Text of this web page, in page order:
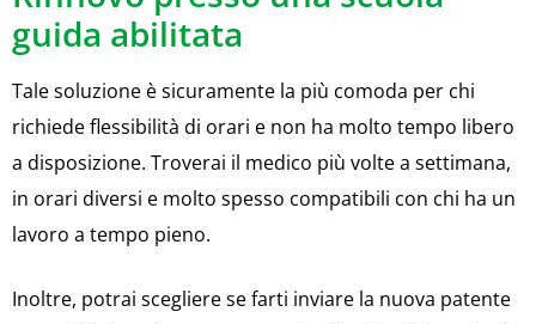
guida abilitata
Tale soluzione è sicuramente la più comoda per chi
richiede flessibilità di orari e non ha molto tempo libero
a disposizione. Troverai il medico più volte a settimana,
in orari diversi e molto spesso compatibili con chi ha un
lavoro a tempo pieno.
Inoltre, potrai scegliere se farti inviare la nuova patente